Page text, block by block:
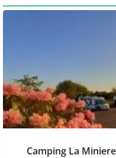
Camping La